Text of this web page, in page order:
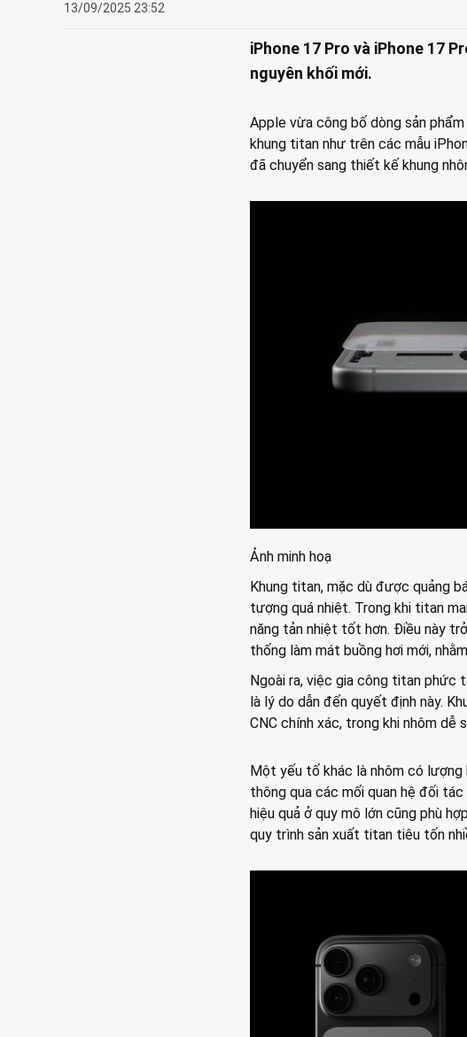
13/09/2025 23:52
iPhone 17 Pro và ‌iPhone 17
nguyên khối mới.
Apple vừa công bố dòng sản
khung titan như trên các mẫu
đã chuyển sang thiết kế khung
Ảnh minh hoạ
Khung titan, mặc dù được quảng
tượng quá nhiệt. Trong khi titan
năng tản nhiệt tốt hơn. Điều này
thống làm mát buồng hơi mới,
Ngoài ra, việc gia công titan
là lý do dẫn đến quyết định này.
CNC chính xác, trong khi nhôm dễ
Một yếu tố khác là nhôm có
thông qua các mối quan hệ đối
hiệu quả ở quy mô lớn cũng phù
quy trình sản xuất titan tiêu tốn